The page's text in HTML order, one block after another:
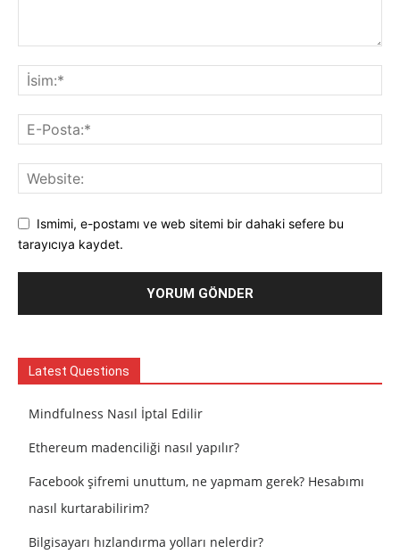
Ismimi, e-postamı ve web sitemi bir dahaki sefere bu
tarayıcıya kaydet.
Latest Questions
Mindfulness Nasıl İptal Edilir
Ethereum madenciliği nasıl yapılır?
Facebook şifremi unuttum, ne yapmam gerek? Hesabımı
nasıl kurtarabilirim?
Bilgisayarı hızlandırma yolları nelerdir?